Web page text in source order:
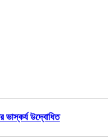
ভাস্কর্য উদ্বোধিত